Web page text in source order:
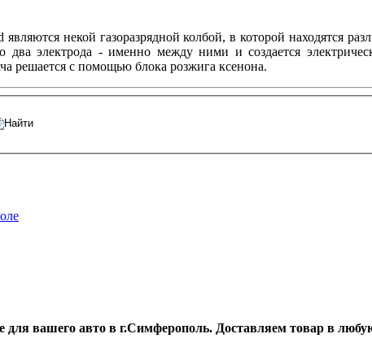
некой газоразрядной колбой, в которой находятся
два электрода - именно между ними и создается
решается с помощью блока розжига ксенона.
вашего авто в г.Симферополь. Доставляем товар в